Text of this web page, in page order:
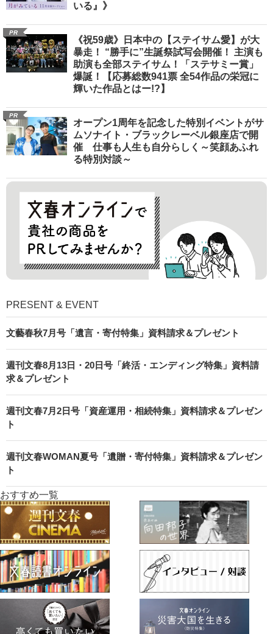
いる』》
PR
《祝59歳》日本中の【ステイサム愛】が大
暴走！ “勝手に”生誕祭試写会開催！ 主演も
助演も全部ステイサム！「ステサミー賞」
爆誕！【応募総数941票 全54作品の栄冠に
輝いた作品とはー!?】
PR
オープン1周年を記念した特別イベントがサ
ムソナイト・ブラックレーベル銀座店で開
催 仕事も人生も自分らしく～笑顔あふれ
る特別対談～
PRESENT & EVENT
文藝春秋7月号「遺言・寄付特集」資料請求＆プレゼント
週刊文春8月13日・20日号「終活・エンディング特集」資料請
求＆プレゼント
週刊文春7月2日号「資産運用・相続特集」資料請求＆プレゼン
ト
週刊文春WOMAN夏号「遺贈・寄付特集」資料請求＆プレゼン
ト
おすすめ一覧